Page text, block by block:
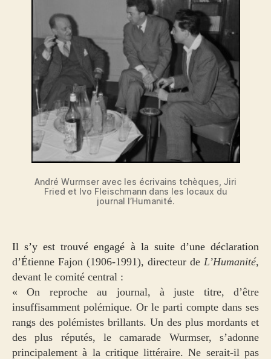
André Wurmser avec les écrivains tchèques, Jiri
Fried et Ivo Fleischmann dans les locaux du
journal l’Humanité.
Il s’y est trouvé engagé à la suite d’une déclaration
d’Étienne Fajon (1906-1991), directeur de L’Humanité,
devant le comité central :
« On reproche au journal, à juste titre, d’être
insuffisamment polémique. Or le parti compte dans ses
rangs des polémistes brillants. Un des plus mordants et
des plus réputés, le camarade Wurmser, s’adonne
principalement à la critique littéraire. Ne serait-il pas